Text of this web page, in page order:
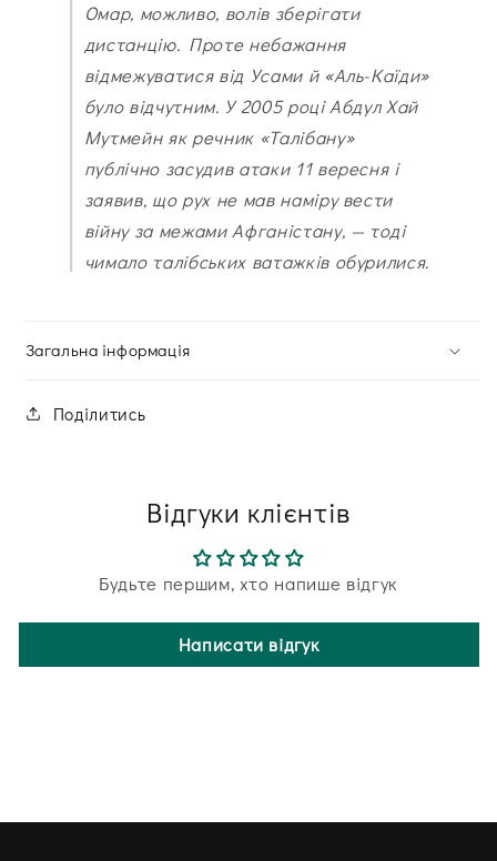
Омар, можливо, волів зберігати
дистанцію. Проте небажання
відмежуватися від Усами й «Аль-Каїди»
було відчутним. У 2005 році Абдул Хай
Мутмейн як речник «Талібану»
публічно засудив атаки 11 вересня і
заявив, що рух не мав наміру вести
війну за межами Афганістану, — тоді
чимало талібських ватажків обурилися.
Загальна інформація
Поділитись
Відгуки клієнтів
Будьте першим, хто напише відгук
Написати відгук